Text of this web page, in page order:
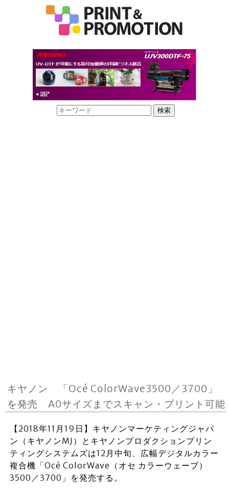
キヤノン 「Océ ColorWave3500／3700」
を発売 A0サイズまでスキャン・プリント可能
【2018年11月19日】キヤノンマーケティングジャパ
ン（キヤノンMJ）とキヤノンプロダクションプリン
ティングシステムズは12月中旬、広幅デジタルカラー
複合機「Océ ColorWave（オセ カラーウェーブ）
3500／3700」を発売する。